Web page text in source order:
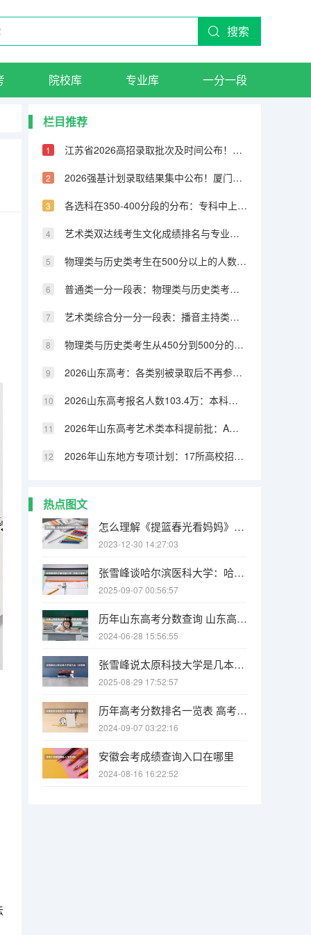
搜索
院校库 专业库 一分一段
栏目推荐
江苏省2026高招录取批次及时间公布！本科提前批7月8日开录，8月11日专科补录结束
2026强基计划录取结果集中公布！厦门大学、西北农林科技大学等校发布录取标准
各选科在350-400分段的分布：专科中上段选科特征分析
艺术类双达线考生文化成绩排名与专业成绩排名的综合应用
物理类与历史类考生在500分以上的人数及占比对比
普通类一分一段表：物理类与历史类考生在各分数段人数差距分析
艺术类综合分一分一段表：播音主持类文化控制线442分，艺术类最高
物理类与历史类考生从450分到500分的晋级率对比
2026山东高考：各类别被录取后不再参加后续志愿填报
2026山东高考报名人数103.4万：本科录取率不足45%
2026年山东高考艺术类本科提前批：A类B类志愿模式详解
2026年山东地方专项计划：17所高校招生3500人
热点图文
怎么理解《提篮春光看妈妈》这个作文题目？
2023-12-30 14:27:03
张雪峰谈哈尔滨医科大学：哈医大属于什么档次？
2025-09-07 00:56:57
历年山东高考分数查询 山东高考成绩在哪查
2024-06-28 15:56:55
张雪峰说太原科技大学是几本（张雪峰说太原科技大学是几本）
2025-08-29 17:52:57
历年高考分数排名一览表 高考各省录取分数线排名榜
2024-09-07 03:22:16
安徽会考成绩查询入口在哪里
2024-08-16 16:22:52